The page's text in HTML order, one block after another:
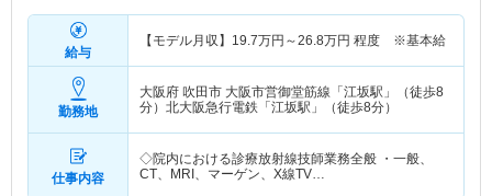
給与
【モデル月収】 19.7万円～26.8万円 程度 ※基本給
勤務地
大阪府 吹田市 大阪市営御堂筋線「江坂駅」（徒歩8
分）北大阪急行電鉄「江坂駅」（徒歩8分）
仕事内容
◇院内における診療放射線技師業務全般 ・一般、
CT、MRI、マーゲン、X線TV…